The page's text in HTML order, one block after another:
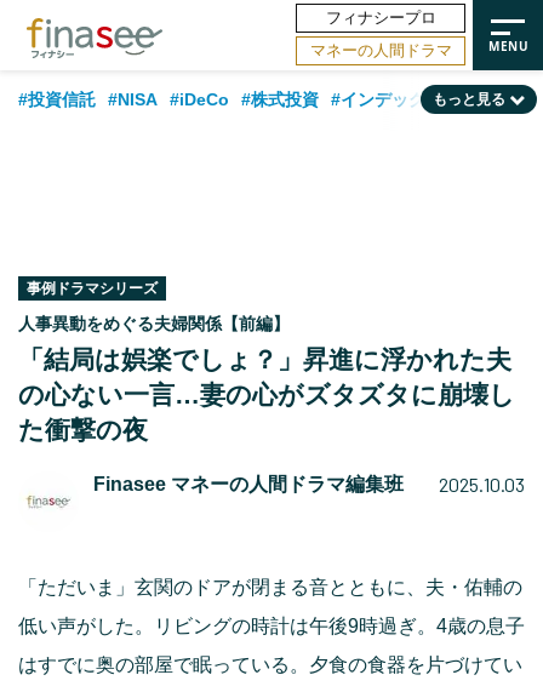
フィナシープロ
マネーの人間ドラマ
#投資信託 #NISA #iDeCo #株式投資 #インデックスファンド
#老後 #データ・調査
もっと見る
事例ドラマシリーズ
人事異動をめぐる夫婦関係【前編】
「結局は娯楽でしょ？」昇進に浮かれた夫
の心ない一言…妻の心がズタズタに崩壊し
た衝撃の夜
Finasee マネーの人間ドラマ編集班 2025.10.03
「ただいま」玄関のドアが閉まる音とともに、夫・佑輔の
低い声がした。リビングの時計は午後9時過ぎ。4歳の息子
はすでに奥の部屋で眠っている。夕食の食器を片づけてい